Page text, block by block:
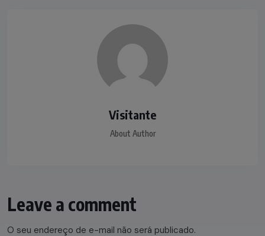
Visitante
About Author
Leave a comment
O seu endereço de e-mail não será publicado.